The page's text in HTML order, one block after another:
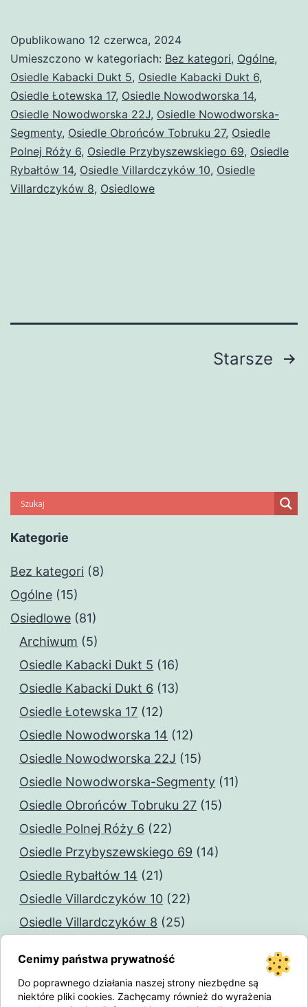
odpadami
komunalnymi
w okresie
1.10.2024
–
30.09.2025r.
w Warszawie
Opublikowano 12 czerwca, 2024
Umieszczono w kategoriach: Bez kategori, Ogólne,
Osiedle Kabacki Dukt 5, Osiedle Kabacki Dukt 6,
Osiedle Łotewska 17, Osiedle Nowodworska 14,
Osiedle Nowodworska 22J, Osiedle Nowodworska-
Segmenty, Osiedle Obrońców Tobruku 27, Osiedle
Polnej Róży 6, Osiedle Przybyszewskiego 69, Osiedle
Rybałtów 14, Osiedle Villardczyków 10, Osiedle
Villardczyków 8, Osiedlowe
Starsze
Kategorie
Bez kategori (8)
Ogólne (15)
Osiedlowe (81)
Archiwum (5)
Osiedle Kabacki Dukt 5 (16)
Osiedle Kabacki Dukt 6 (13)
Osiedle Łotewska 17 (12)
Osiedle Nowodworska 14 (12)
Osiedle Nowodworska 22J (15)
Osiedle Nowodworska-Segmenty (11)
Osiedle Obrońców Tobruku 27 (15)
Osiedle Polnej Róży 6 (22)
Osiedle Przybyszewskiego 69 (14)
Osiedle Rybałtów 14 (21)
Osiedle Villardczyków 10 (22)
Osiedle Villardczyków 8 (25)
Cenimy państwa prywatność
Do poprawnego działania naszej strony niezbędne są
niektóre pliki cookies. Zachęcamy również do wyrażenia